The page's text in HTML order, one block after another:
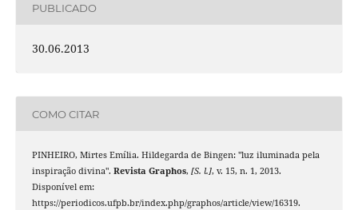
PUBLICADO
30.06.2013
COMO CITAR
PINHEIRO, Mirtes Emília. Hildegarda de Bingen: "luz iluminada pela
inspiração divina". Revista Graphos, [S. l.], v. 15, n. 1, 2013.
Disponível em:
https://periodicos.ufpb.br/index.php/graphos/article/view/16319.